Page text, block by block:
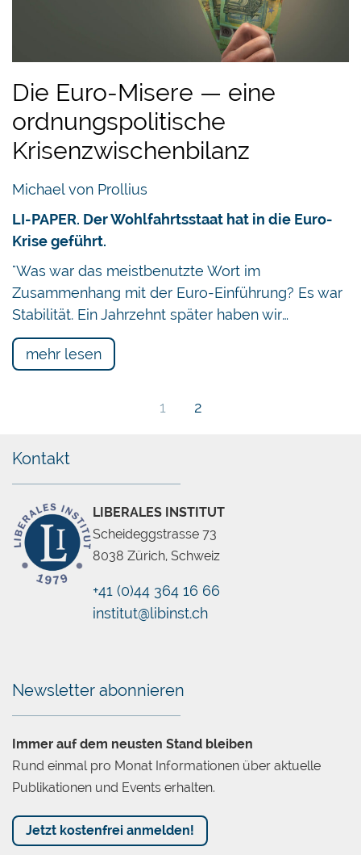
Chatbot
Die Euro-Misere — eine
ordnungspolitische
Krisenzwischenbilanz
Michael von Prollius
LI-PAPER. Der Wohlfahrtsstaat hat in die Euro-
Krise geführt.
"Was war das meistbenutzte Wort im
Zusammenhang mit der Euro-Einführung? Es war
Stabilität. Ein Jahrzehnt später haben wir…
mehr lesen
1 2
Kontakt
LIBERALES INSTITUT
Scheideggstrasse 73
8038 Zürich, Schweiz
+41 (0)44 364 16 66
institut@libinst.ch
Newsletter abonnieren
Immer auf dem neusten Stand bleiben
Rund einmal pro Monat Informationen über aktuelle
Publikationen und Events erhalten.
Jetzt kostenfrei anmelden!